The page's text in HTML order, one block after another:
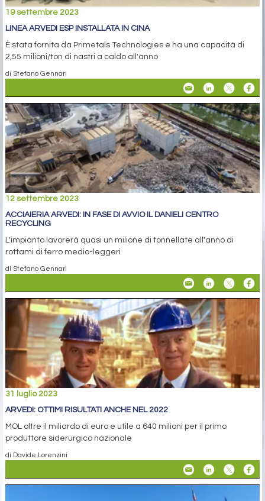
19 settembre 2023
LINEA ARVEDI ESP INSTALLATA IN CINA
È stata fornita da Primetals Technologies e ha una capacità di
2,55 milioni/ton di nastri a caldo all'anno
di Stefano Gennari
12 settembre 2023
ACCIAIERIA ARVEDI: IN FASE DI AVVIO IL DANIELI CENTRO
RECYCLING
L'impianto lavorerà quasi un milione di tonnellate all'anno di
rottami di ferro medio-leggeri
di Stefano Gennari
31 luglio 2023
ARVEDI: OTTIMI RISULTATI ANCHE NEL 2022
MOL oltre il miliardo di euro e utile a 640 milioni per il primo
produttore siderurgico nazionale
di Davide Lorenzini